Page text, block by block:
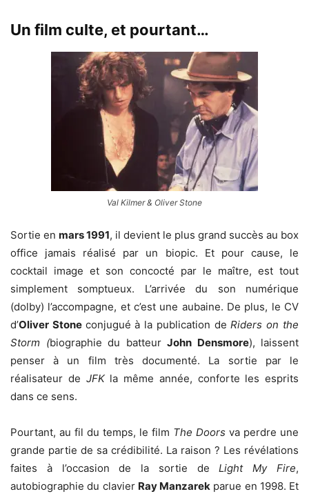
Un film culte, et pourtant…
Val Kilmer & Oliver Stone
Sortie en mars 1991, il devient le plus grand succès au box
office jamais réalisé par un biopic. Et pour cause, le
cocktail image et son concocté par le maître, est tout
simplement somptueux. L’arrivée du son numérique
(dolby) l’accompagne, et c’est une aubaine. De plus, le CV
d’Oliver Stone conjugué à la publication deRiders on the
Storm (biographie du batteur John Densmore), laissent
penser à un film très documenté. La sortie par le
réalisateur de JFKla même année, conforte les esprits
dans ce sens.
Pourtant, au fil du temps, le film The Doors va perdre une
grande partie de sa crédibilité. La raison ? Les révélations
faites à l’occasion de la sortie deLight My Fire,
autobiographie du clavier Ray Manzarek parue en 1998. Et